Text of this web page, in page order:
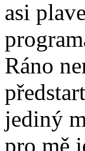
asi
Ráno
jediný
pro mě